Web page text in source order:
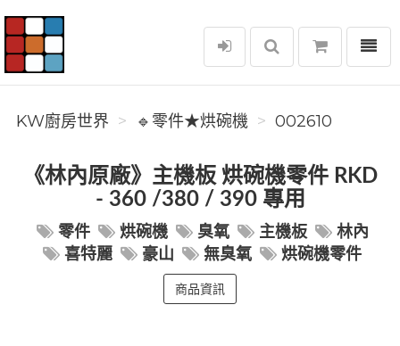
KW廚房世界
選單
KW廚房世界 🔹零件★烘碗機 002610
《林內原廠》主機板 烘碗機零件 RKD
- 360 /380 / 390 專用
零件 烘碗機 臭氧 主機板
林內
喜特麗
豪山 無臭氧 烘碗機零件
商品資訊